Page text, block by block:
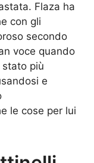
Flaza ha
con gli
secondo
voce quando
più
e
le cose per lui